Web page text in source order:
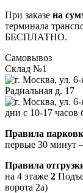
При заказе на
терминала
БЕСПЛАТНО.
Самовывоз
Склад №1
Радиальная д. 17
дни с 10-17 часов
Правила
первые 30 минут
Правила
на 4 этаже 2
ворота 2а)